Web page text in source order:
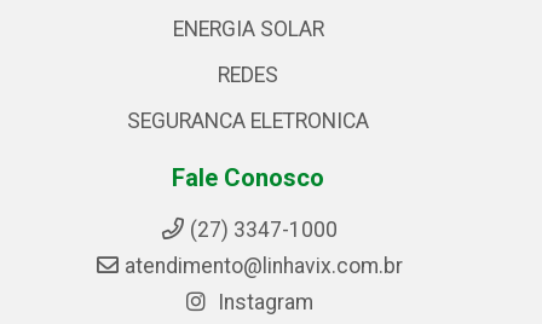
ENERGIA SOLAR
REDES
SEGURANCA ELETRONICA
Fale Conosco
(27) 3347-1000
atendimento@linhavix.com.br
Instagram